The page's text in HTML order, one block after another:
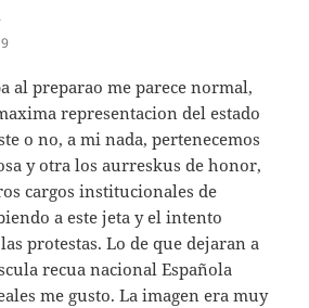
al preparao me parece normal,
representacion del estado
o no, a mi nada, pertenecemos
y otra los aurreskus de honor,
cargos institucionales de
a este jeta y el intento
protestas. Lo de que dejaran a
recua nacional Española
me gusto. La imagen era muy